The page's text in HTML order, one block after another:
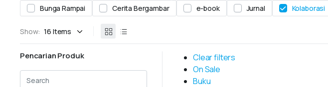
Bunga Rampai
Cerita Bergambar e-book Jurnal Kolaborasi
Show:
Clear filters
On Sale
Buku
Pencarian Produk